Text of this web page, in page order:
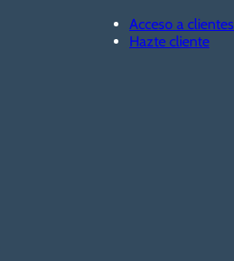
Acceso a clientes
Hazte cliente